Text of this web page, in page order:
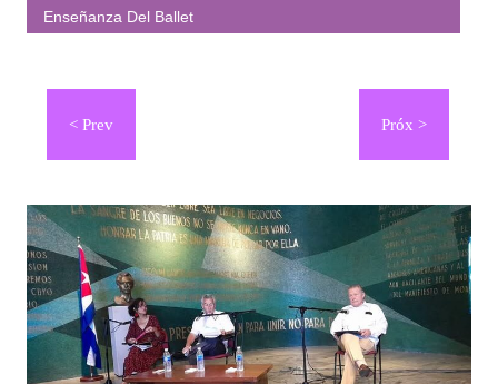
Enseñanza Del Ballet
Navegación
entradas